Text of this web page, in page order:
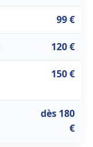
99 €
120 €
150 €
dès 180
€